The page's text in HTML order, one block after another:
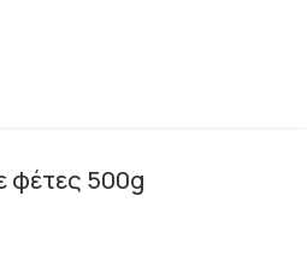
φέτες 500g